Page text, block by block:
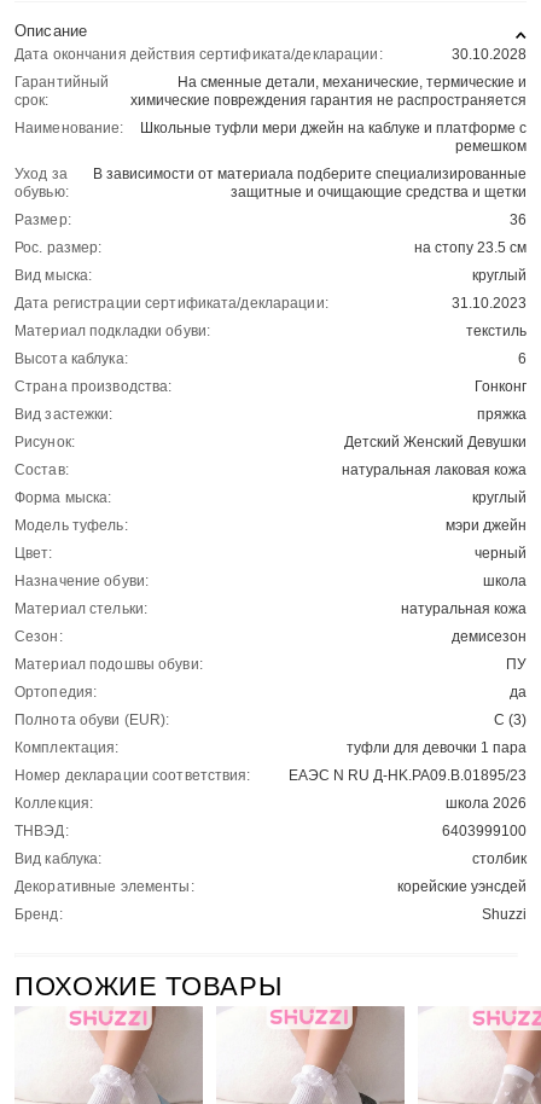
Описание
Дата окончания действия сертификата/декларации:
30.10.2028
Гарантийный
срок:
На сменные детали, механические, термические и
химические повреждения гарантия не распространяется
Наименование:
Школьные туфли мери джейн на каблуке и платформе с
ремешком
Уход за
обувью:
В зависимости от материала подберите специализированные
защитные и очищающие средства и щетки
Размер:
36
Рос. размер:
на стопу 23.5 см
Вид мыска:
круглый
Дата регистрации сертификата/декларации:
31.10.2023
Материал подкладки обуви:
текстиль
Высота каблука:
6
Страна производства:
Гонконг
Вид застежки:
пряжка
Рисунок:
Детский Женский Девушки
Состав:
натуральная лаковая кожа
Форма мыска:
круглый
Модель туфель:
мэри джейн
Цвет:
черный
Назначение обуви:
школа
Материал стельки:
натуральная кожа
Сезон:
демисезон
Материал подошвы обуви:
ПУ
Ортопедия:
да
Полнота обуви (EUR):
C (3)
Комплектация:
туфли для девочки 1 пара
Номер декларации соответствия:
ЕАЭС N RU Д-HK.РА09.В.01895/23
Коллекция:
школа 2026
ТНВЭД:
6403999100
Вид каблука:
столбик
Декоративные элементы:
корейские уэнсдей
Бренд:
Shuzzi
ПОХОЖИЕ ТОВАРЫ